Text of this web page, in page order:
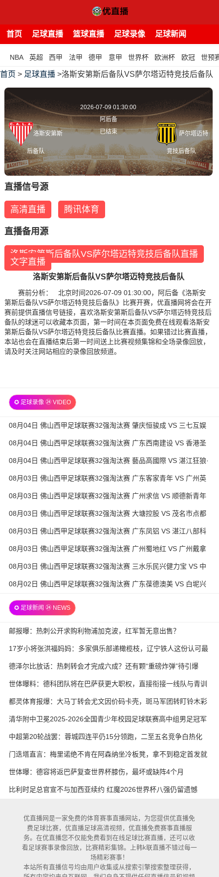
首页 足球直播 篮球直播 足球录像 足球新闻
NBA 英超 西甲 法甲 德甲 意甲 世界杯 欧洲杯 欧冠 世预
首页 > 足球直播 >洛斯安第斯后备队VS萨尔塔迈特竞技后备队
洛斯安第斯
后备队
2026-07-09 01:30:00
阿后备
已结束
萨尔塔迈特
竞技后备队
直播信号源
高清直播 腾讯体育
直播备用源
洛斯安第斯后备队VS萨尔塔迈特竞技后备队直播
文字直播
洛斯安第斯后备队VS萨尔塔迈特竞技后备队
赛前分析： 北京时间2026-07-09 01:30:00，阿后备《洛斯安
第斯后备队VS萨尔塔迈特竞技后备队》比赛开赛，优直播网将会在开
赛前提供直播信号链接，喜欢洛斯安第斯后备队VS萨尔塔迈特竞技后
备队的球迷可以收藏本页面，第一时间在本页面免费在线观看洛斯安
第斯后备队VS萨尔塔迈特竞技后备队比赛直播。如果错过比赛直播，
本站也会在直播结束后第一时间送上比赛视频集锦和全场录像回放，
请及时关注网站相应的录像回放频道。
✪ 足球录像 ㉔ VIDEO
08月04日 佛山西甲足球联赛32强淘汰赛 肇庆恒骏成 VS 三七互娱
全场录像
08月04日 佛山西甲足球联赛32强淘汰赛 广东西南建设 VS 香港圣
徒 全场录像
08月04日 佛山西甲足球联赛32强淘汰赛 藝品高國際 VS 湛江狂狼·
粵辉能源 全场录像
08月03日 佛山西甲足球联赛32强淘汰赛 广东客家青年 VS 广州英
华思力U17 全场录像
08月03日 佛山西甲足球联赛32强淘汰赛 广州求信 VS 顺德新青年
全场录像
08月03日 佛山西甲足球联赛32强淘汰赛 大塘控股 VS 茂名市点都
得 全场录像
08月03日 佛山西甲足球联赛32强淘汰赛 广东凤铝 VS 湛江八部科
技 全场录像
08月03日 佛山西甲足球联赛32强淘汰赛 广州蜀地红 VS 广州戴拿
模 全场录像
08月03日 佛山西甲足球联赛32强淘汰赛 三水乐民兴健力宝 VS 中
国澳门澳科精英 全场录像
08月02日 佛山西甲足球联赛32强淘汰赛 广东葆德澳美 VS 白坭兴
✪ 足球新闻 ㉔ NEWS
邮报曝：热刺公开求购利物浦加克波，红军暂无意出售？
17岁小将张洪福妈妈：多家俱乐部递橄榄枝，辽宁铁人这份认可最
实在
德泽尔比放话：热刺转会才完成六成？还有颗“重磅炸弹”待引爆
世体曝料：德科团队将在巴萨获更大职权，直接衔接一线队与青训
都灵体育报爆：大马丁转会尤文因价码卡壳，斑马军团转盯铃木彩
艳与维卡里奥
清华附中卫冕2025-2026全国青少年校园足球联赛高中组男足冠军
中超第20轮战罢：蓉城四连平仍15分领跑，二至五名竞争白热化
门迭塔直言：梅里诺绝不肯在阿森纳坐冷板凳，拿不到稳定首发就
考虑另寻出路
世体曝：德容将返巴萨复查世界杯膝伤，最坏或缺阵4个月
比利时足总官宣不与加西亚续约 红魔2026世界杯八强仍留遗憾
优直播网是一家免费的体育赛事直播网站，为您提供优直播免
费足球比赛，优直播足球高清视频，优直播免费赛事直播服
务。在优直播您不仅能免费看到在线足球比赛直播，还可以收
看足球赛事录像回放，比赛精彩集锦。上韩k联直播不错过每一
场精彩赛事！
本站所有直播信号均由用户收集或从搜索引擎搜索整理获得，